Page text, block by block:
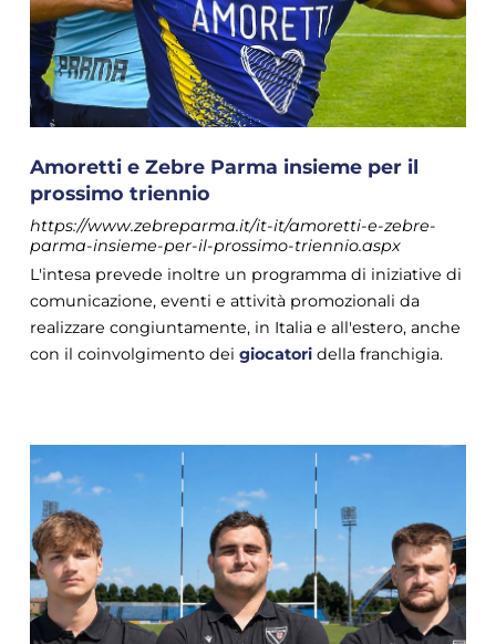
Amoretti e Zebre Parma insieme per il
prossimo triennio
https://www.zebreparma.it/it-it/amoretti-e-zebre-
parma-insieme-per-il-prossimo-triennio.aspx
L'intesa prevede inoltre un programma di iniziative di
comunicazione, eventi e attività promozionali da
realizzare congiuntamente, in Italia e all'estero, anche
con il coinvolgimento dei giocatoridella franchigia.